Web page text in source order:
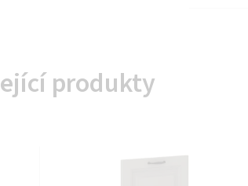
produkty